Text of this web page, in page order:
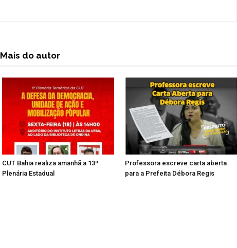
Mais do autor
CUT Bahia realiza amanhã a 13ª
Plenária Estadual
Professora escreve carta aberta
para a Prefeita Débora Regis